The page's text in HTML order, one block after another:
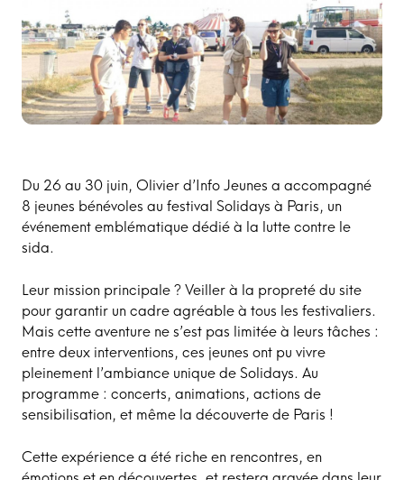
Du 26 au 30 juin, Olivier d’Info Jeunes a accompagné
8 jeunes bénévoles au festival Solidays à Paris, un
événement emblématique dédié à la lutte contre le
sida.
Leur mission principale ? Veiller à la propreté du site
pour garantir un cadre agréable à tous les festivaliers.
Mais cette aventure ne s’est pas limitée à leurs tâches :
entre deux interventions, ces jeunes ont pu vivre
pleinement l’ambiance unique de Solidays. Au
programme : concerts, animations, actions de
sensibilisation, et même la découverte de Paris !
Cette expérience a été riche en rencontres, en